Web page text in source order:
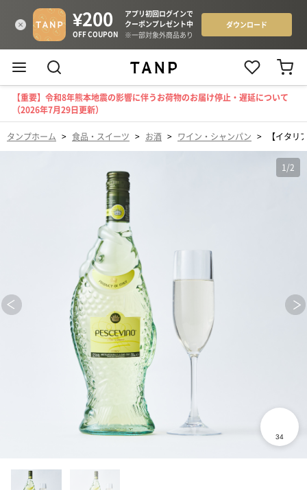
【重要】令和8年熊本地震の影響に伴うお荷物のお届け停止・遅延について
（2026年7月29日更新）
タンプホーム > 食品・スイーツ > お酒 > ワイン・シャンパン > 【イタ
1 /2